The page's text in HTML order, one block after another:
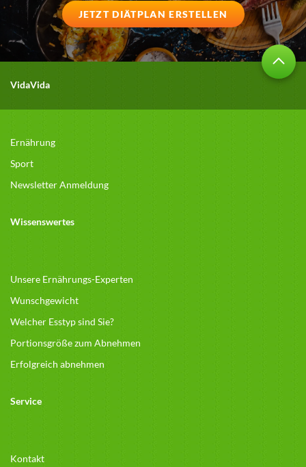
JETZT DIÄTPLAN ERSTELLEN
VidaVida
Ernährung
Sport
Newsletter Anmeldung
Wissenswertes
Unsere Ernährungs-Experten
Wunschgewicht
Welcher Esstyp sind Sie?
Portionsgröße zum Abnehmen
Erfolgreich abnehmen
Service
Kontakt